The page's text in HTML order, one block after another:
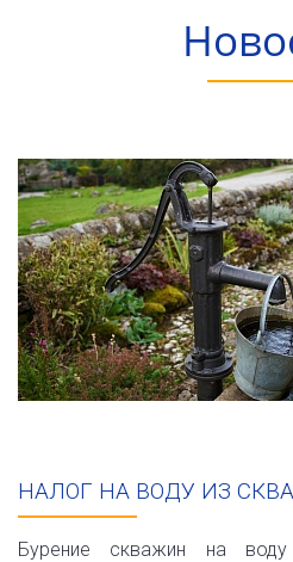
НАЛОГ НА ВОДУ ИЗ
Бурение скважин на